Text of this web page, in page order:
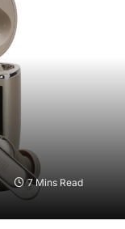
7 Mins Read